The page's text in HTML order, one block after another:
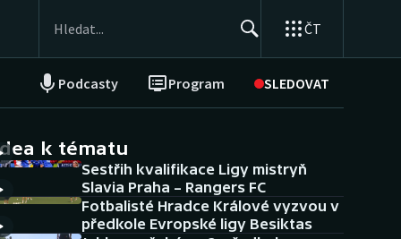
ČT
Podcasty Program SLEDOVAT
NEPŘEHLÉDNĚTE
Historické návraty
Aplikace ČT sport
k tématu
Sestřih kvalifikace Ligy mistryň
Slavia Praha – Rangers FC
Fotbalisté Hradce Králové vyzvou v
předkole Evropské ligy Besiktas